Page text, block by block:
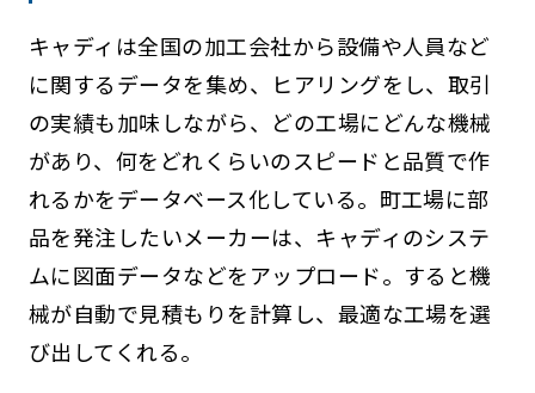
キャディは全国の加工会社から設備や人員など
に関するデータを集め、ヒアリングをし、取引
の実績も加味しながら、どの工場にどんな機械
があり、何をどれくらいのスピードと品質で作
れるかをデータベース化している。町工場に部
品を発注したいメーカーは、キャディのシステ
ムに図面データなどをアップロード。すると機
械が自動で見積もりを計算し、最適な工場を選
び出してくれる。